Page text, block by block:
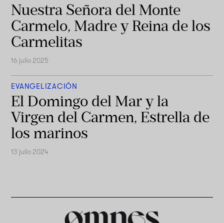
Nuestra Señora del Monte
Carmelo, Madre y Reina de los
Carmelitas
16 julio 2025
EVANGELIZACIÓN
El Domingo del Mar y la
Virgen del Carmen, Estrella de
los marinos
13 julio 2024